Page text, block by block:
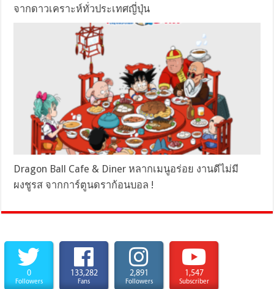
จากดาวเคราะห์ทั่วประเทศญี่ปุ่น
Dragon Ball Cafe & Diner หลากเมนูอร่อย งานดีไม่มี
ผงชูรส จากการ์ตูนดราก้อนบอล !
0
Followers
133,282
Fans
2,891
Followers
1,547
Subscriber